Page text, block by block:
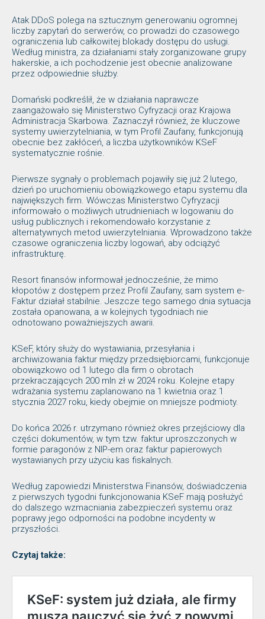
Atak DDoS polega na sztucznym generowaniu ogromnej
liczby zapytań do serwerów, co prowadzi do czasowego
ograniczenia lub całkowitej blokady dostępu do usługi.
Według ministra, za działaniami stały zorganizowane grupy
hakerskie, a ich pochodzenie jest obecnie analizowane
przez odpowiednie służby.
Domański podkreślił, że w działania naprawcze
zaangażowało się Ministerstwo Cyfryzacji oraz Krajowa
Administracja Skarbowa. Zaznaczył również, że kluczowe
systemy uwierzytelniania, w tym Profil Zaufany, funkcjonują
obecnie bez zakłóceń, a liczba użytkowników KSeF
systematycznie rośnie.
Pierwsze sygnały o problemach pojawiły się już 2 lutego,
dzień po uruchomieniu obowiązkowego etapu systemu dla
największych firm. Wówczas Ministerstwo Cyfryzacji
informowało o możliwych utrudnieniach w logowaniu do
usług publicznych i rekomendowało korzystanie z
alternatywnych metod uwierzytelniania. Wprowadzono także
czasowe ograniczenia liczby logowań, aby odciążyć
infrastrukturę.
Resort finansów informował jednocześnie, że mimo
kłopotów z dostępem przez Profil Zaufany, sam system e-
Faktur działał stabilnie. Jeszcze tego samego dnia sytuacja
została opanowana, a w kolejnych tygodniach nie
odnotowano poważniejszych awarii.
KSeF, który służy do wystawiania, przesyłania i
archiwizowania faktur między przedsiębiorcami, funkcjonuje
obowiązkowo od 1 lutego dla firm o obrotach
przekraczających 200 mln zł w 2024 roku. Kolejne etapy
wdrażania systemu zaplanowano na 1 kwietnia oraz 1
stycznia 2027 roku, kiedy obejmie on mniejsze podmioty.
Do końca 2026 r. utrzymano również okres przejściowy dla
części dokumentów, w tym tzw. faktur uproszczonych w
formie paragonów z NIP-em oraz faktur papierowych
wystawianych przy użyciu kas fiskalnych.
Według zapowiedzi Ministerstwa Finansów, doświadczenia
z pierwszych tygodni funkcjonowania KSeF mają posłużyć
do dalszego wzmacniania zabezpieczeń systemu oraz
poprawy jego odporności na podobne incydenty w
przyszłości.
Czytaj także: